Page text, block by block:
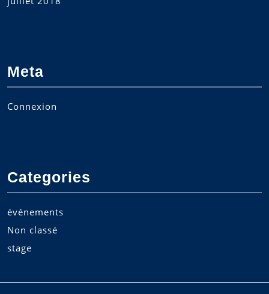
Meta
Connexion
Categories
événements
Non classé
stage